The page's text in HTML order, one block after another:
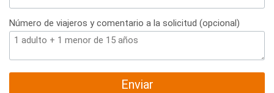
Número de viajeros y comentario a la solicitud (opcional)
Enviar